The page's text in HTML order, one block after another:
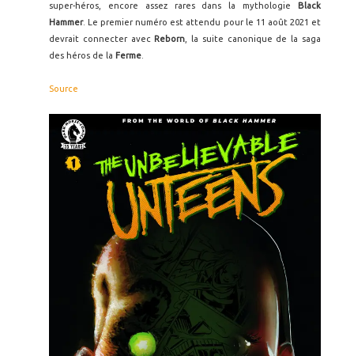
super-héros, encore assez rares dans la mythologie
Black
Hammer. Le premier numéro est attendu pour le 11 août 2021 et
devrait connecter avec Reborn , la suite canonique de la saga
des héros de la Ferme
Source